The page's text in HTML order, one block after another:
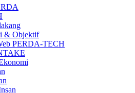
& Objektif
PERDA-TECH